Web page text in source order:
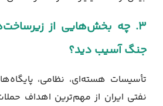
۳. چه بخش‌هایی از
جنگ آسیب دید؟
تأسیسات هسته‌ای، نظامی،
نفتی ایران از مهم‌ترین اهداف